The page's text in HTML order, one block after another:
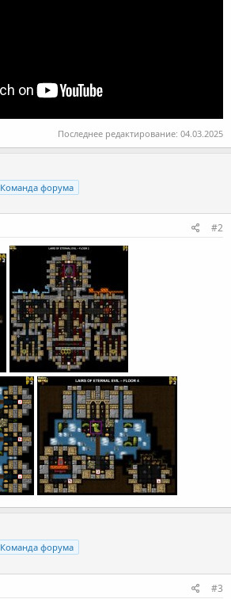
Последнее редактирование: 04.03.2025
Команда форума
#2
Команда форума
#3